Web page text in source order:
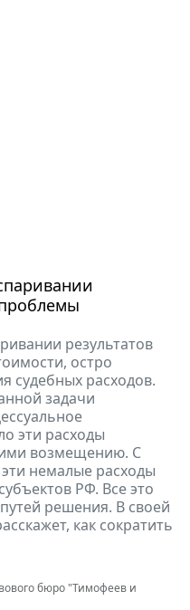
результатов
остро
судебных расходов.
задачи
эти расходы
возмещению. С
немалые расходы
РФ. Все это
решения. В своей
как сократить
бюро "Тимофеев и